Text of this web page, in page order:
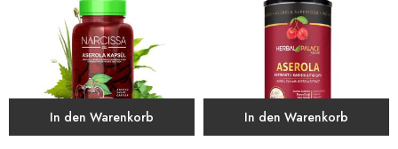
In den Warenkorb In den Warenkorb